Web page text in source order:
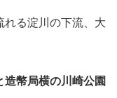
れる淀川の下流、大
幣局横の川崎公園